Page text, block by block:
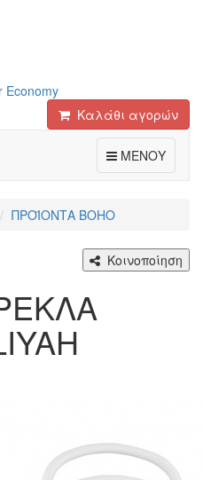
Καλάθι αγορών
ΜΕΝΟΥ
ΠΡΟΪΟΝΤΑ BOHO
Κοινοποίηση